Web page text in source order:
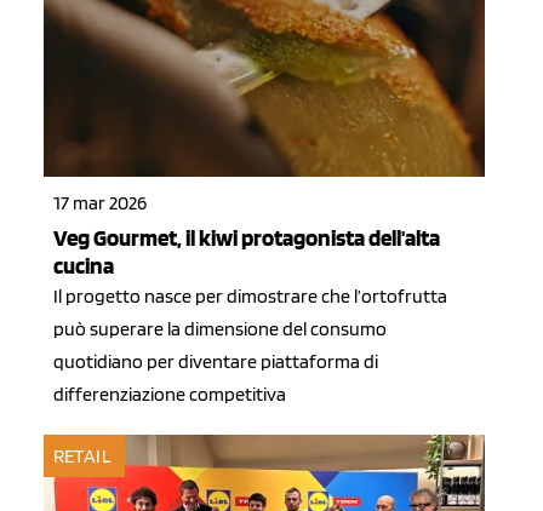
17 mar 2026
Veg Gourmet, il kiwi protagonista dell'alta
cucina
Il progetto nasce per dimostrare che l’ortofrutta
può superare la dimensione del consumo
quotidiano per diventare piattaforma di
differenziazione competitiva
RETAIL